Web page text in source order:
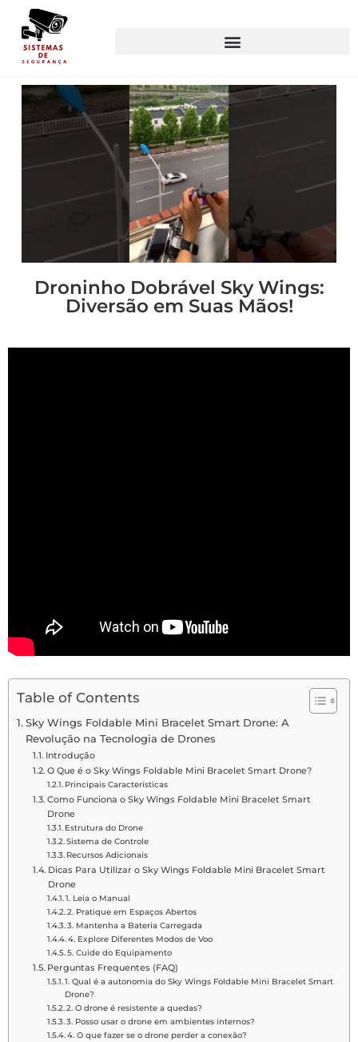
Droninho Dobrável Sky Wings:
Diversão em Suas Mãos!
Table of Contents
Sky Wings Foldable Mini Bracelet Smart Drone: A
Revolução na Tecnologia de Drones
Introdução
O Que é o Sky Wings Foldable Mini Bracelet Smart Drone?
Principais Características
Como Funciona o Sky Wings Foldable Mini Bracelet Smart
Drone
Estrutura do Drone
Sistema de Controle
Recursos Adicionais
Dicas Para Utilizar o Sky Wings Foldable Mini Bracelet Smart
Drone
1. Leia o Manual
2. Pratique em Espaços Abertos
3. Mantenha a Bateria Carregada
4. Explore Diferentes Modos de Voo
5. Cuide do Equipamento
Perguntas Frequentes (FAQ)
1. Qual é a autonomia do Sky Wings Foldable Mini Bracelet Smart
Drone?
2. O drone é resistente a quedas?
3. Posso usar o drone em ambientes internos?
4. O que fazer se o drone perder a conexão?